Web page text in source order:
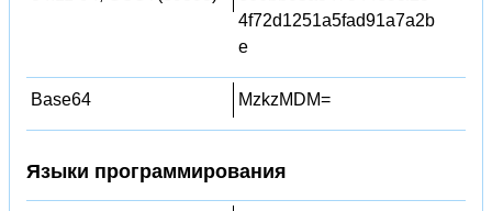
4f72d1251a5fad91a7a2b
e
Base64 MzkzMDM=
Языки программирования